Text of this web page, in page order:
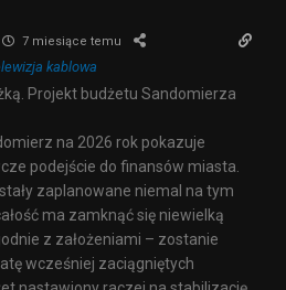
7 miesiące temu
kablowa
Projekt budżetu Sandomierza
na 2026 rok pokazuje
podejście do finansów miasta.
zaplanowane niemal na tym
ma zamknąć się niewielką
z założeniami – zostanie
wcześniej zaciągniętych